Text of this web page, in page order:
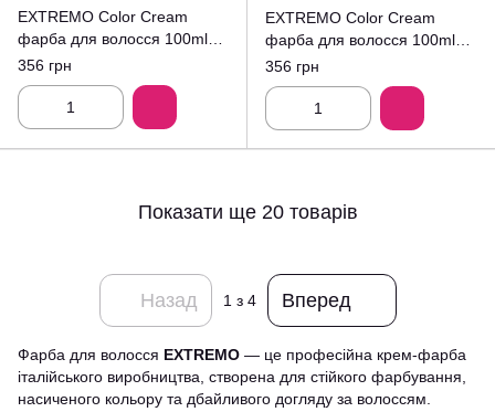
EXTREMO Color Cream
фарба для волосся 100ml
№7/66
356 грн
EXTREMO Color Cream
фарба для волосся 100ml
№7/45
356 грн
Показати ще 20 товарів
Назад 1 з 4 Вперед
Фарба для волосся EXTREMO — це професійна крем-фарба
італійського виробництва, створена для стійкого фарбування,
насиченого кольору та дбайливого догляду за волоссям.